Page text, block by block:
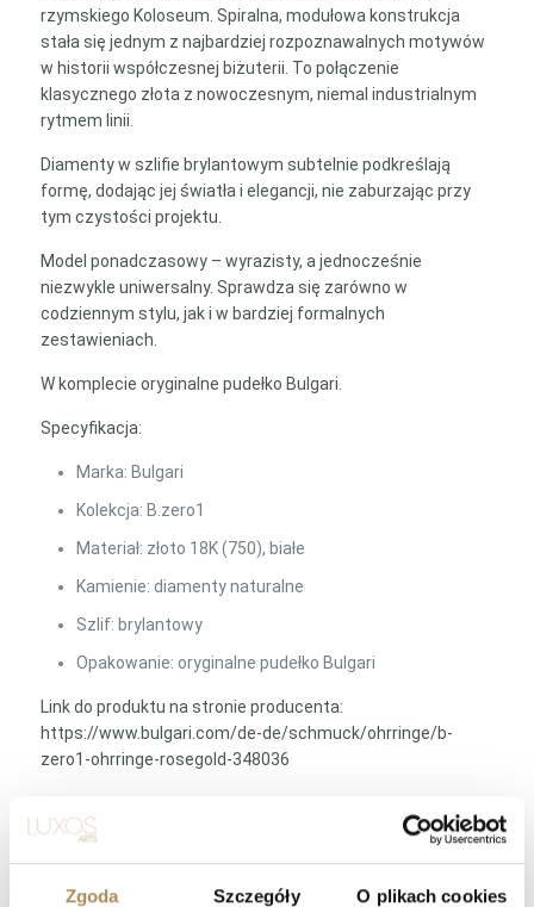
Zgoda Szczegóły O plikach cookies
rzymskiego Koloseum. Spiralna, modułowa konstrukcja
stała się jednym z najbardziej rozpoznawalnych motywów
w historii współczesnej biżuterii. To połączenie
klasycznego złota z nowoczesnym, niemal industrialnym
rytmem linii.
Diamenty w szlifie brylantowym subtelnie podkreślają
formę, dodając jej światła i elegancji, nie zaburzając przy
tym czystości projektu.
Model ponadczasowy – wyrazisty, a jednocześnie
niezwykle uniwersalny. Sprawdza się zarówno w
codziennym stylu, jak i w bardziej formalnych
zestawieniach.
W komplecie oryginalne pudełko Bulgari.
Specyfikacja:
Marka: Bulgari
Kolekcja: B.zero1
Materiał: złoto 18K (750), białe
Kamienie: diamenty naturalne
Szlif: brylantowy
Opakowanie: oryginalne pudełko Bulgari
Link do produktu na stronie producenta:
https://www.bulgari.com/de-de/schmuck/ohrringe/b-
zero1-ohrringe-rosegold-348036
LUXOS Arts — Najczęściej zadawane
pytania (Q&A)